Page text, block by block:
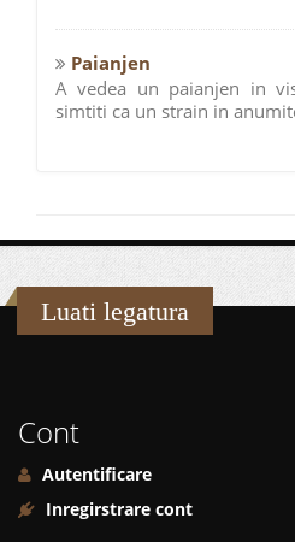
Paianjen
A vedea un paianjen in
simtiti ca un strain in
Luati legatura
Cont
Autentificare
Inregirstrare cont